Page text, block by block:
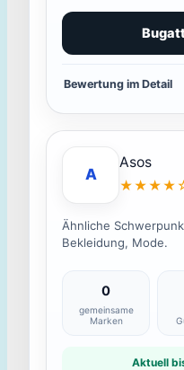
Bewertung im Detail
A
Asos
Ähnliche
Bekleidung, Mode.
0
gemeinsame
Marken
Aktuell